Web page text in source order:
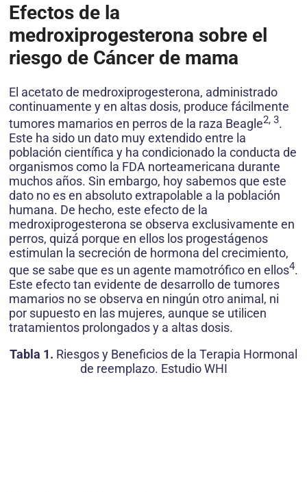
Efectos de la
medroxiprogesterona sobre el
riesgo de Cáncer de mama
El acetato de medroxiprogesterona, administrado
continuamente y en altas dosis, produce fácilmente
tumores mamarios en perros de la raza Beagle2, 3.
Este ha sido un dato muy extendido entre la
población científica y ha condicionado la conducta de
organismos como la FDA norteamericana durante
muchos años. Sin embargo, hoy sabemos que este
dato no es en absoluto extrapolable a la población
humana. De hecho, este efecto de la
medroxiprogesterona se observa exclusivamente en
perros, quizá porque en ellos los progestágenos
estimulan la secreción de hormona del crecimiento,
que se sabe que es un agente mamotrófico en ellos4.
Este efecto tan evidente de desarrollo de tumores
mamarios no se observa en ningún otro animal, ni
por supuesto en las mujeres, aunque se utilicen
tratamientos prolongados y a altas dosis.
Tabla 1. Riesgos y Beneficios de la Terapia Hormonal
de reemplazo. Estudio WHI